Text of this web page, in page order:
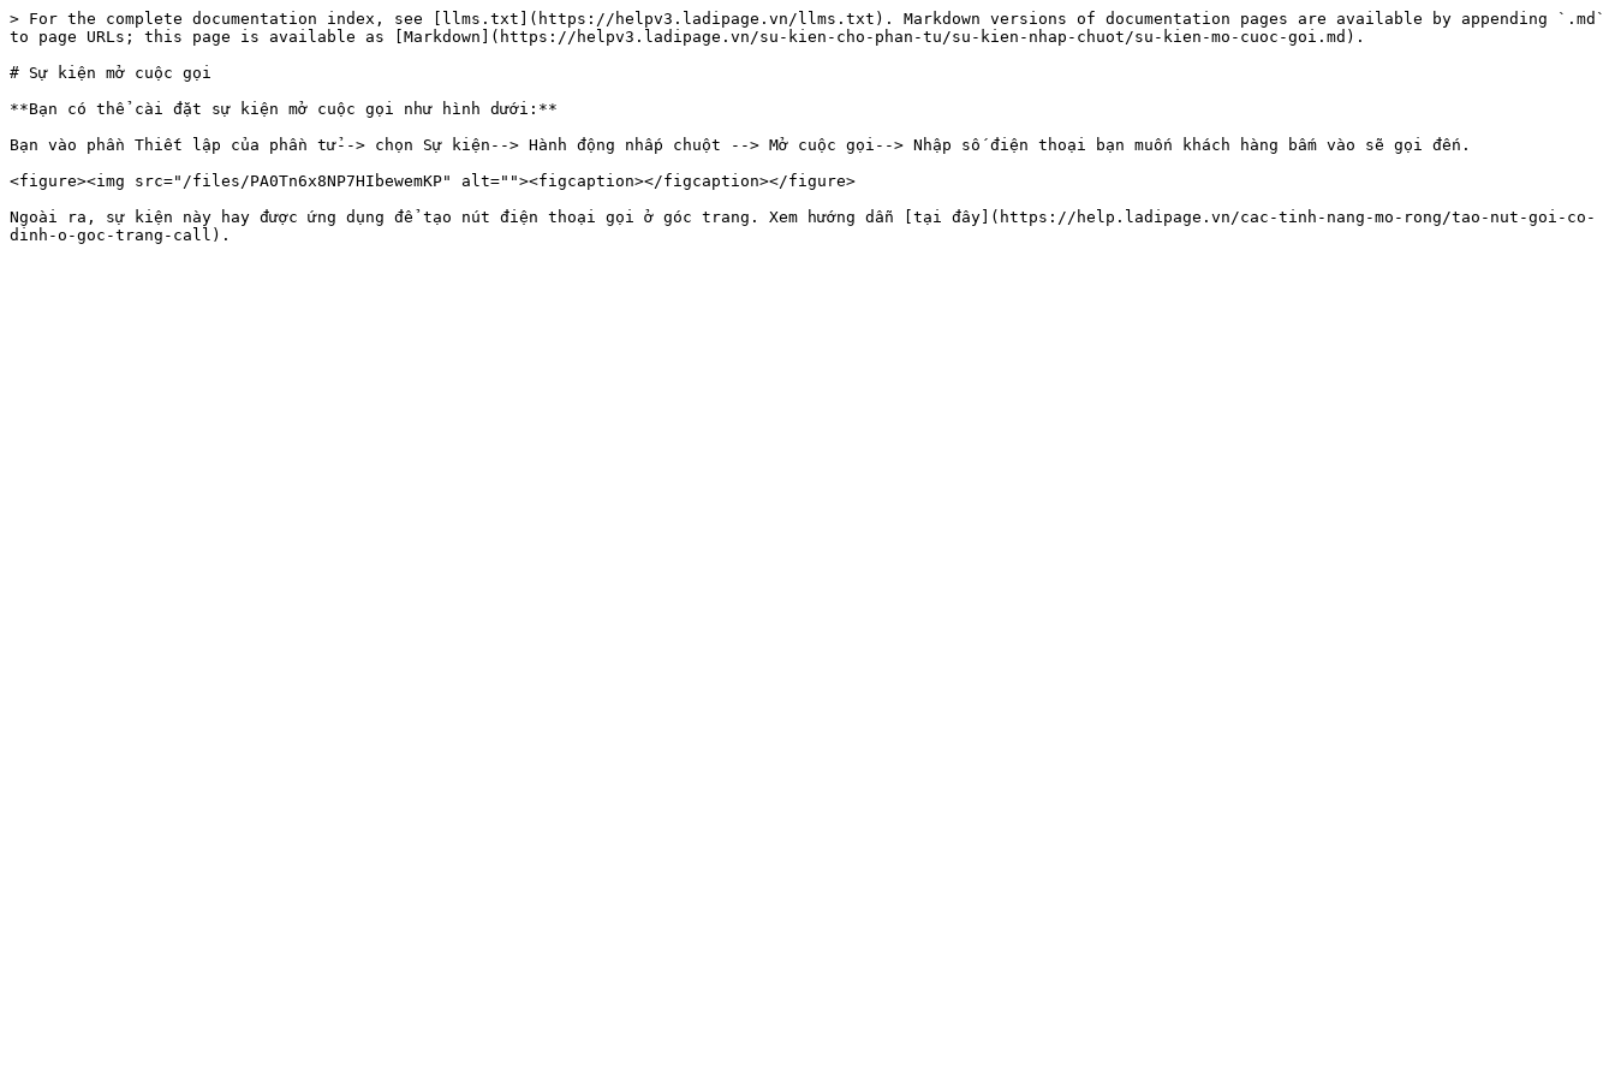
> For the complete documentation index, see [llms.txt](https://helpv3.ladipage.vn/llms.txt). Markdown versions of documentation pages are available by appending `.md`
to page URLs; this page is available as [Markdown](https://helpv3.ladipage.vn/su-kien-cho-phan-tu/su-kien-nhap-chuot/su-kien-mo-cuoc-goi.md).
# Sự kiện mở cuộc gọi
**Bạn có thể cài đặt sự kiện mở cuộc gọi như hình dưới:**
Bạn vào phần Thiết lập của phần tử--> chọn Sự kiện--> Hành động nhấp chuột --> Mở cuộc gọi--> Nhập số điện thoại bạn muốn khách hàng bấm vào sẽ gọi đến.
<figure><img src="/files/PA0Tn6x8NP7HIbewemKP" alt=""><figcaption></figcaption></figure>
Ngoài ra, sự kiện này hay được ứng dụng để tạo nút điện thoại gọi ở góc trang. Xem hướng dẫn [tại đây](https://help.ladipage.vn/cac-tinh-nang-mo-rong/tao-nut-goi-co-